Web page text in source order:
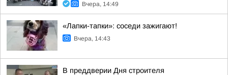
Вчера, 14:49
«Лапки-тапки»: соседи зажигают!
Вчера, 14:43
В преддверии Дня строителя